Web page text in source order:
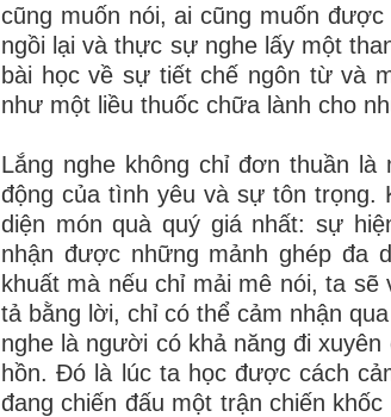
cũng muốn nói, ai cũng muốn
ngồi lại và thực sự nghe lấy một
bài học về sự tiết chế ngôn từ và
như một liều thuốc chữa lành cho
Lắng nghe không chỉ đơn thuần
động của tình yêu và sự tôn trọng.
diện món quà quý giá nhất: sự
nhận được những mảnh ghép đa
khuất mà nếu chỉ mải mê nói, ta
tả bằng lời, chỉ có thể cảm nhận
nghe là người có khả năng đi
hồn. Đó là lúc ta học được cách
đang chiến đấu một trận chiến